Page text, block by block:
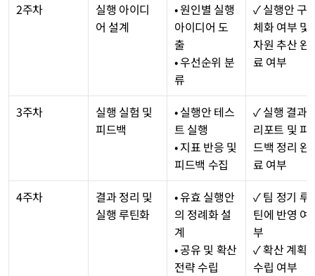
2주차
실행 아이디
어 설계
• 원인별 실행
아이디어 도
출
• 우선순위 분
류
✓ 실행안 구
체화 여부 및
자원 추산 완
료 여부
3주차
실행 실험 및
피드백
• 실행안 테스
트 실행
• 지표 반응 및
피드백 수집
✓ 실행 결과
리포트 및 피
드백 정리 완
료 여부
4주차
결과 정리 및
실행 루틴화
• 유효 실행안
의 정례화 설
계
• 공유 및 확산
전략 수립
✓ 팀 정기 루
틴에 반영 여
부
✓ 확산 계획
수립 여부